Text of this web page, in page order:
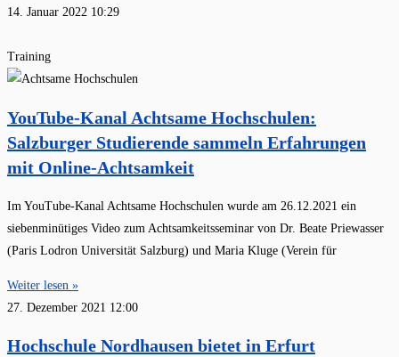
14. Januar 2022 10:29
Training
YouTube-Kanal Achtsame Hochschulen:
Salzburger Studierende sammeln Erfahrungen
mit Online-Achtsamkeit
Im YouTube-Kanal Achtsame Hochschulen wurde am 26.12.2021 ein
siebenminütiges Video zum Achtsamkeitsseminar von Dr. Beate Priewasser
(Paris Lodron Universität Salzburg) und Maria Kluge (Verein für
Weiter lesen »
27. Dezember 2021 12:00
Hochschule Nordhausen bietet in Erfurt